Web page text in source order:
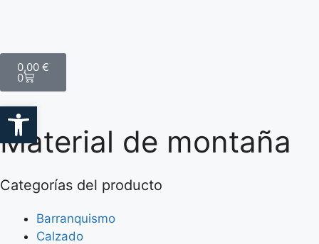
0,00 €
0
Material de montaña
Categorías del producto
Barranquismo
Calzado
Abrir barra de herramientas